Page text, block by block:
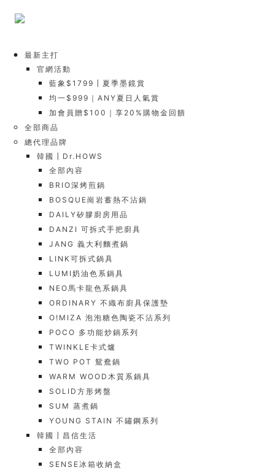
最新主打
官網活動
藍象$1799┃夏季墨鏡賞
均一$999｜ANY夏日人氣賞
加會員贈$100｜享20%購物金回饋
全部商品
總代理品牌
韓國┃Dr.HOWS
全部內容
BRIO深烤煎鍋
BOSQUE崗岩蓄熱不沾鍋
DAILY矽膠廚房用品
DANZI 可拆式手把廚具
JANG 義大利麵煮鍋
LINK可拆式鍋具
LUMI奶油色系鍋具
NEO馬卡龍色系鍋具
ORDINARY 不織布廚具保護墊
O!MIZA 泡泡糖色陶瓷不沾系列
POCO 多功能炒鍋系列
TWINKLE卡式爐
TWO POT 鴛鴦鍋
WARM WOOD木質系鍋具
SOLID方形烤盤
SUM 蒸煮鍋
YOUNG STAIN 不鏽鋼系列
韓國┃昌信生活
全部內容
SENSE冰箱收納盒